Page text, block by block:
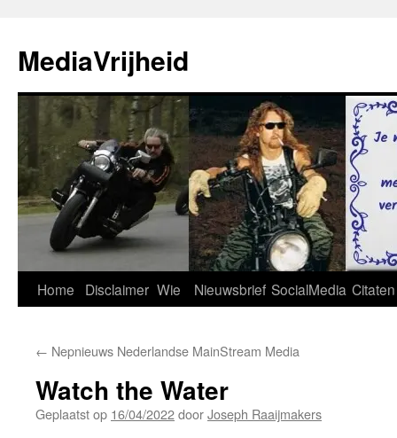
de
inhoud
MediaVrijheid
Home Disclaimer Wie Nieuwsbrief SocialMedia Citaten
← Nepnieuws Nederlandse MainStream Media
Watch the Water
Geplaatst op 16/04/2022doorJoseph Raaijmakers